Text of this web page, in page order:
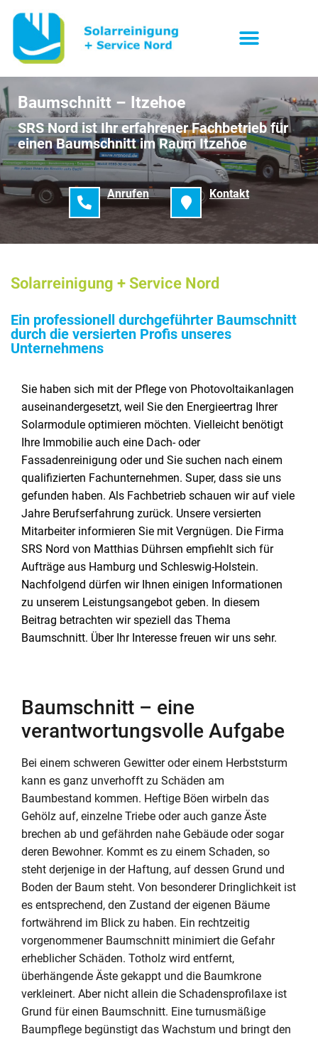
Baumschnitt – Itzehoe
SRS Nord ist Ihr erfahrener Fachbetrieb für
einen Baumschnitt im Raum Itzehoe
Anrufen Kontakt
Solarreinigung + Service Nord
Ein professionell durchgeführter Baumschnitt
durch die versierten Profis unseres
Unternehmens
Sie haben sich mit der Pflege von Photovoltaikanlagen
auseinandergesetzt, weil Sie den Energieertrag Ihrer
Solarmodule optimieren möchten. Vielleicht benötigt
Ihre Immobilie auch eine Dach- oder
Fassadenreinigung oder und Sie suchen nach einem
qualifizierten Fachunternehmen. Super, dass sie uns
gefunden haben. Als Fachbetrieb schauen wir auf viele
Jahre Berufserfahrung zurück. Unsere versierten
Mitarbeiter informieren Sie mit Vergnügen. Die Firma
SRS Nord von Matthias Dührsen empfiehlt sich für
Aufträge aus Hamburg und Schleswig-Holstein.
Nachfolgend dürfen wir Ihnen einigen Informationen
zu unserem Leistungsangebot geben. In diesem
Beitrag betrachten wir speziell das Thema
Baumschnitt. Über Ihr Interesse freuen wir uns sehr.
Baumschnitt – eine
verantwortungsvolle Aufgabe
Bei einem schweren Gewitter oder einem Herbststurm
kann es ganz unverhofft zu Schäden am
Baumbestand kommen. Heftige Böen wirbeln das
Gehölz auf, einzelne Triebe oder auch ganze Äste
brechen ab und gefährden nahe Gebäude oder sogar
deren Bewohner. Kommt es zu einem Schaden, so
steht derjenige in der Haftung, auf dessen Grund und
Boden der Baum steht. Von besonderer Dringlichkeit ist
es entsprechend, den Zustand der eigenen Bäume
fortwährend im Blick zu haben. Ein rechtzeitig
vorgenommener Baumschnitt minimiert die Gefahr
erheblicher Schäden. Totholz wird entfernt,
überhängende Äste gekappt und die Baumkrone
verkleinert. Aber nicht allein die Schadensprofilaxe ist
Grund für einen Baumschnitt. Eine turnusmäßige
Baumpflege begünstigt das Wachstum und bringt den